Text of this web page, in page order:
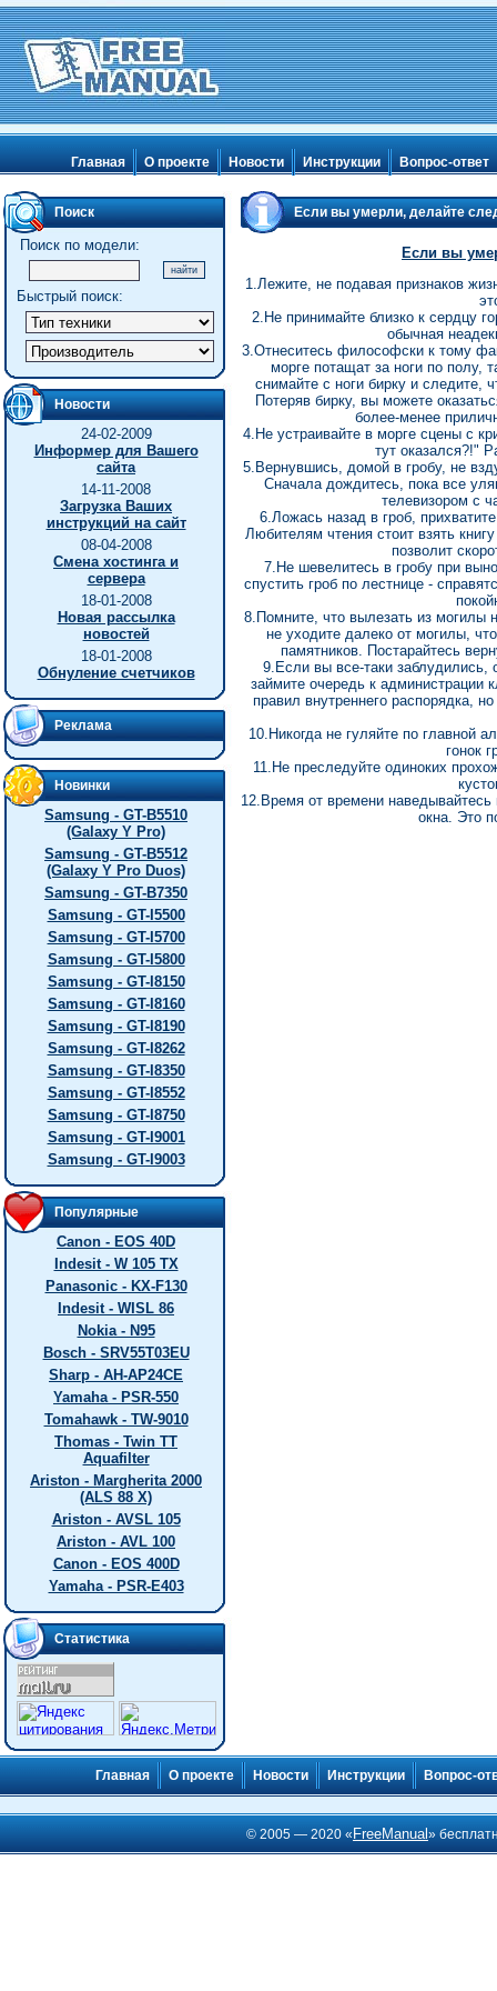
Главная О проекте Новости Инструкции Вопрос-ответ
Поиск
Поиск по модели:
Быстрый поиск:
Новости
24-02-2009
Информер для Вашего
сайта
14-11-2008
Загрузка Ваших
инструкций на сайт
08-04-2008
Смена хостинга и
сервера
18-01-2008
Новая рассылка
новостей
18-01-2008
Обнуление счетчиков
Реклама
Новинки
Samsung - GT-B5510
(Galaxy Y Pro)
Samsung - GT-B5512
(Galaxy Y Pro Duos)
Samsung - GT-B7350
Samsung - GT-I5500
Samsung - GT-I5700
Samsung - GT-I5800
Samsung - GT-I8150
Samsung - GT-I8160
Samsung - GT-I8190
Samsung - GT-I8262
Samsung - GT-I8350
Samsung - GT-I8552
Samsung - GT-I8750
Samsung - GT-I9001
Samsung - GT-I9003
Популярные
Canon - EOS 40D
Indesit - W 105 TX
Panasonic - KX-F130
Indesit - WISL 86
Nokia - N95
Bosch - SRV55T03EU
Sharp - AH-AP24CE
Yamaha - PSR-550
Tomahawk - TW-9010
Thomas - Twin TT
Aquafilter
Ariston - Margherita 2000
(ALS 88 X)
Ariston - AVSL 105
Ariston - AVL 100
Canon - EOS 400D
Yamaha - PSR-E403
Статистика
Если вы умерли, делайте
Если вы
1.Лежите, не подавая признаков
2.Не принимайте близко к сердцу
обычная
3.Отнеситесь философски к тому
морге потащат за ноги по полу,
снимайте с ноги бирку и следите,
Потеряв бирку, вы можете
более-менее
4.Не устраивайте в морге сцены с
тут оказался?!"
5.Вернувшись, домой в гробу, не
Сначала дождитесь, пока все
телевизором с
6.Ложась назад в гроб,
Любителям чтения стоит взять
позволит
7.Не шевелитесь в гробу при
спустить гроб по лестнице -
8.Помните, что вылезать из могилы
не уходите далеко от могилы,
памятников. Постарайтесь
9.Если вы все-таки заблудились,
займите очередь к
правил внутреннего распорядка,
10.Никогда не гуляйте по главной
гонок
11.Не преследуйте одиноких
12.Время от времени
окна. Это
Главная О проекте Новости Инструкции Вопрос-
© 2005 — 2020 « FreeManual»